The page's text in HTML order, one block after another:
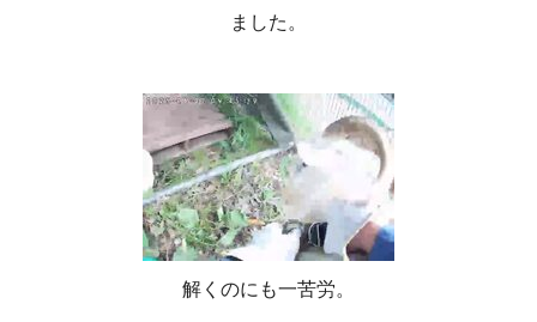
ました。
解くのにも一苦労。